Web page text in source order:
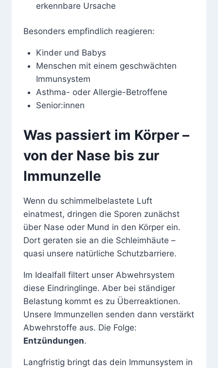
erkennbare Ursache
Besonders empfindlich reagieren:
Kinder und Babys
Menschen mit einem geschwächten
Immunsystem
Asthma- oder Allergie-Betroffene
Senior:innen
Was passiert im Körper –
von der Nase bis zur
Immunzelle
Wenn du schimmelbelastete Luft
einatmest, dringen die Sporen zunächst
über Nase oder Mund in den Körper ein.
Dort geraten sie an die Schleimhäute –
quasi unsere natürliche Schutzbarriere.
Im Idealfall filtert unser Abwehrsystem
diese Eindringlinge. Aber bei ständiger
Belastung kommt es zu Überreaktionen.
Unsere Immunzellen senden dann verstärkt
Abwehrstoffe aus. Die Folge:
Entzündungen.
Langfristig bringt das dein Immunsystem in